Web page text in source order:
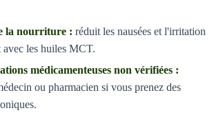
la nourriture : réduit les nausées et l'irritation
avec les huiles MCT.
médicamenteuses non vérifiées :
ou pharmacien si vous prenez des